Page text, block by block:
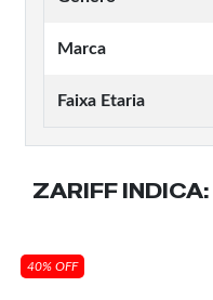
Marca
Faixa Etaria
ZARIFF INDICA:
40% OFF